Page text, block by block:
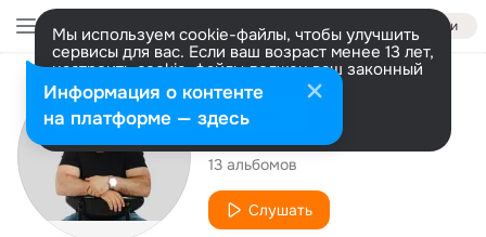
Войти
Мы используем cookie-файлы, чтобы улучшить
сервисы для вас. Если ваш возраст менее 13 лет,
настроить cookie-файлы должен ваш законный
представитель. Больше информации
Разрешить все Настроить
Исполнитель
VAMI
13 альбомов
Слушать
Информация о контенте
на платформе — здесь